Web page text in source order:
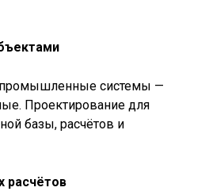
промышленные системы —
Проектирование для
базы, расчётов и
расчётов